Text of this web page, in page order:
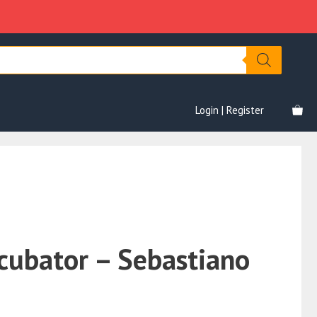
Login | Register
– Sebastiano
€2,997.00.€79.00.
quantità